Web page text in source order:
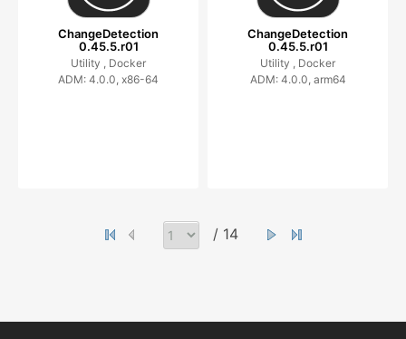
ChangeDetection
0.45.5.r01
Utility , Docker
ADM: 4.0.0, x86-64
ChangeDetection
0.45.5.r01
Utility , Docker
ADM: 4.0.0, arm64
/ 14